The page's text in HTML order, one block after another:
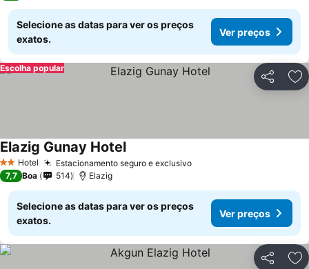
Selecione as datas para ver os preços
exatos.
Ver preços
Partilhar
Escolha popular
2 Estrelas
Hotel Estacionamento seguro e exclusivoVer preços
Elazig Gunay HotelVer preços
7,7 Boa 514 Elazig
Selecione as datas para ver os preços
exatos.
Ver preços
Partilhar